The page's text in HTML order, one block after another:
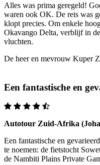
Alles was prima geregeld!
waren ook OK. De reis was
klopt precies. Om enkele
Okavango Delta, verblijf in
vluchten.
De heer en mevrouw Kuper
Een fantastische en
Autotour Zuid-Afrika
Een fantastische en
te noemen: de fietstocht
de Nambiti Plains Private